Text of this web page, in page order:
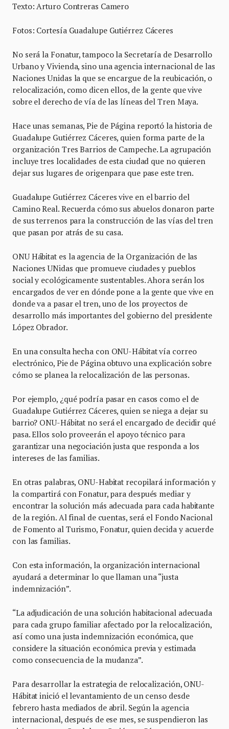
Texto: Arturo Contreras Camero
Fotos: Cortesía Guadalupe Gutiérrez Cáceres
No será la Fonatur, tampoco la Secretaría de Desarrollo
Urbano y Vivienda, sino una agencia internacional de las
Naciones Unidas la que se encargue de la reubicación, o
relocalización, como dicen ellos, de la gente que vive
sobre el derecho de vía de las líneas del Tren Maya.
Hace unas semanas, Pie de Página reportó la historia de
Guadalupe Gutiérrez Cáceres, quien forma parte de la
organización Tres Barrios de Campeche. La agrupación
incluye tres localidades de esta ciudad que no quieren
dejar sus lugares de origenpara que pase este tren.
Guadalupe Gutiérrez Cáceres vive en el barrio del
Camino Real. Recuerda cómo sus abuelos donaron parte
de sus terrenos para la construcción de las vías del tren
que pasan por atrás de su casa.
ONU Hábitat es la agencia de la Organización de las
Naciones UNidas que promueve ciudades y pueblos
social y ecológicamente sustentables. Ahora serán los
encargados de ver en dónde pone a la gente que vive en
donde va a pasar el tren, uno de los proyectos de
desarrollo más importantes del gobierno del presidente
López Obrador.
En una consulta hecha con ONU-Hábitat vía correo
electrónico, Pie de Página obtuvo una explicación sobre
cómo se planea la relocalización de las personas.
Por ejemplo, ¿qué podría pasar en casos como el de
Guadalupe Gutiérrez Cáceres, quien se niega a dejar su
barrio? ONU-Hábitat no será el encargado de decidir qué
pasa. Ellos solo proveerán el apoyo técnico para
garantizar una negociación justa que responda a los
intereses de las familias.
En otras palabras, ONU-Habitat recopilará información y
la compartirá con Fonatur, para después mediar y
encontrar la solución más adecuada para cada habitante
de la región. Al final de cuentas, será el Fondo Nacional
de Fomento al Turismo, Fonatur, quien decida y acuerde
con las familias.
Con esta información, la organización internacional
ayudará a determinar lo que llaman una “justa
indemnización”.
“La adjudicación de una solución habitacional adecuada
para cada grupo familiar afectado por la relocalización,
así como una justa indemnización económica, que
considere la situación económica previa y estimada
como consecuencia de la mudanza”.
Para desarrollar la estrategia de relocalización, ONU-
Hábitat inició el levantamiento de un censo desde
febrero hasta mediados de abril. Según la agencia
internacional, después de ese mes, se suspendieron las